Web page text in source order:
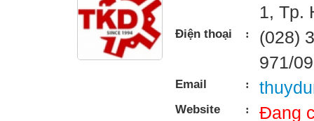
1, Tp.
Điện thoại :
(028)
971/
Email :
Website : Đang